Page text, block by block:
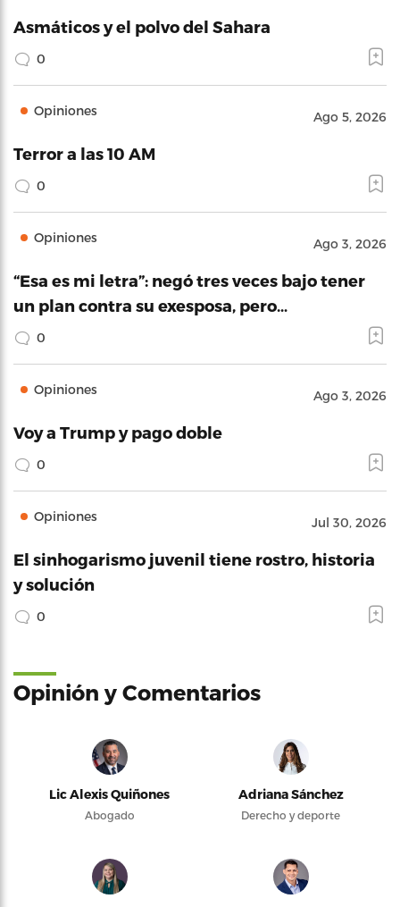
Asmáticos y el polvo del Sahara
0
Opiniones Ago 5, 2026
Terror a las 10 AM
0
Opiniones Ago 3, 2026
“Esa es mi letra”: negó tres veces bajo tener
un plan contra su exesposa, pero…
0
Opiniones Ago 3, 2026
Voy a Trump y pago doble
0
Opiniones Jul 30, 2026
El sinhogarismo juvenil tiene rostro, historia
y solución
0
Opinión y Comentarios
Lic Alexis Quiñones
Abogado
Adriana Sánchez
Derecho y deporte